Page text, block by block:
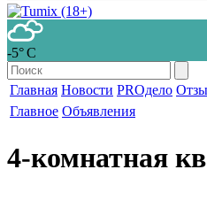
-5° С
Главная Новости PROдело
Главное Объявления
4-комнатная